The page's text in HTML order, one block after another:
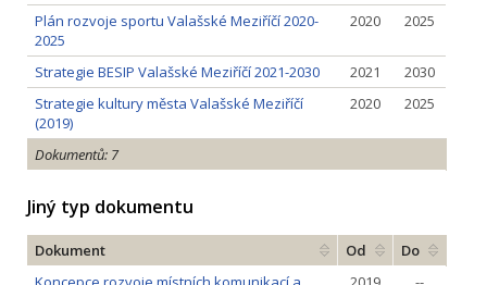
Plán rozvoje sportu Valašské Meziříčí 2020-
2025
2020 2025
Strategie BESIP Valašské Meziříčí 2021-2030 2021
2030
Strategie kultury města Valašské Meziříčí
(2019)
2020 2025
Dokumentů: 7
Jiný typ dokumentu
Dokument Od
Do